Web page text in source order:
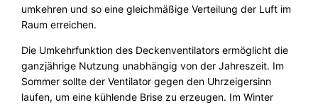
umkehren und so eine gleichmäßige Verteilung der Luft im
Raum erreichen.
Die Umkehrfunktion des Deckenventilators ermöglicht die
ganzjährige Nutzung unabhängig von der Jahreszeit. Im
Sommer sollte der Ventilator gegen den Uhrzeigersinn
laufen, um eine kühlende Brise zu erzeugen. Im Winter